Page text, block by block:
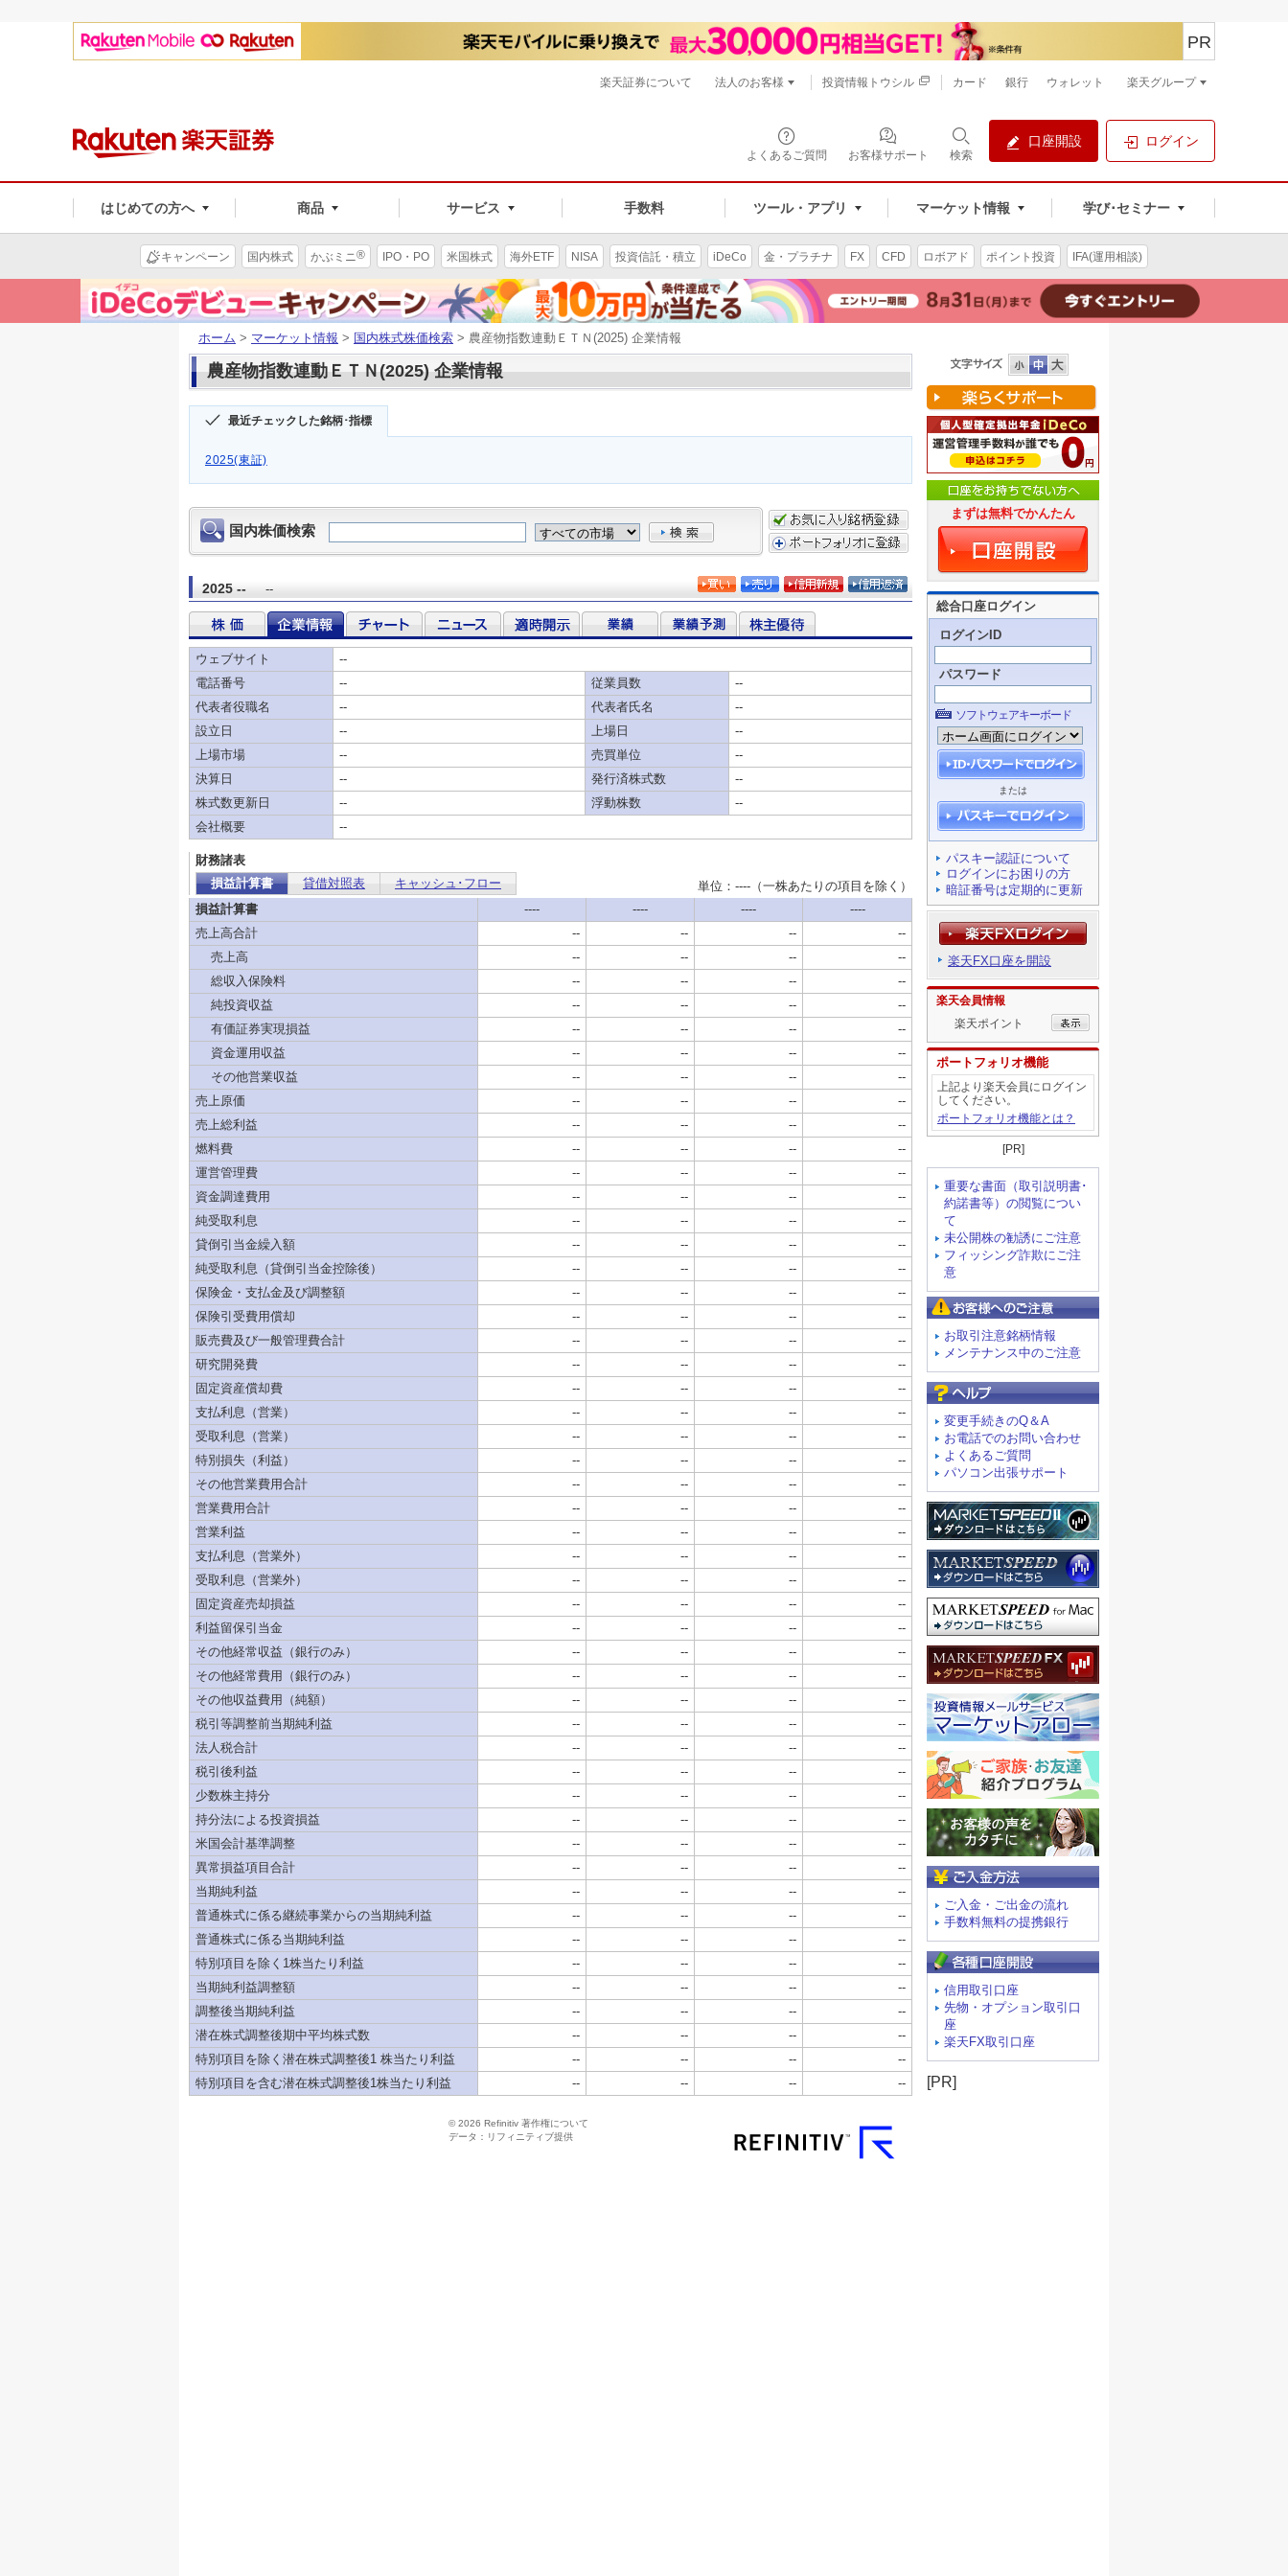
よくあるご質問 お客様サポート 検索
口座開設 ログイン
はじめての方へ 商品 サービス 手数料 ツール・アプリ マーケット情報 学び･セミナー
PR
楽天証券について 法人のお客様 投資情報トウシル カード 銀行 ウォレット 楽天グループ
キャンペーン 国内株式 かぶミニ® IPO・PO 米国株式 海外ETF NISA 投資信託・積立 iDeCo 金・プラチナ FX CFD ロボアド ポイント投資 IFA(運用相談)
ホーム > マーケット情報 > 国内株式株価検索 > 農産物指数連動ＥＴＮ(2025) 企業情報
農産物指数連動ＥＴＮ(2025) 企業情報
最近チェックした銘柄･指標
2025(東証)
まずは無料でかんたん
総合口座ログイン
ログインID
パスワード
ソフトウェアキーボード
または
パスキー認証について
ログインにお困りの方
暗証番号は定期的に更新
楽天FX口座を開設
楽天会員情報
楽天ポイント
ポートフォリオ機能
上記より楽天会員にログイン
してください。
ポートフォリオ機能とは？
[PR]
重要な書面（取引説明書･
約諾書等）の閲覧につい
て
未公開株の勧誘にご注意
フィッシング詐欺にご注
意
お取引注意銘柄情報
メンテナンス中のご注意
変更手続きのQ＆A
お電話でのお問い合わせ
よくあるご質問
パソコン出張サポート
ご入金・ご出金の流れ
手数料無料の提携銀行
信用取引口座
先物・オプション取引口
座
楽天FX取引口座
[PR]